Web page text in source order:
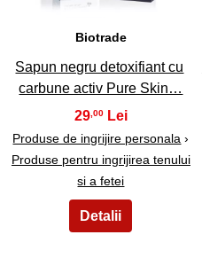
Biotrade
Sapun negru detoxifiant cu
carbune activ Pure Skin…
29,00
Produse de ingrijire personala ›
Produse pentru ingrijirea tenului
si a fetei